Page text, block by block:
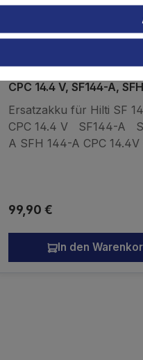
CPC 14.4 V, SF144-A,
Ersatzakku für Hilti SF
CPC 14.4 V SF144-A
A SFH 144-A CPC 14.4V
ASID144-ASIW144-A
Akku - kein
Regulärer Preis:
99,90 €
In den